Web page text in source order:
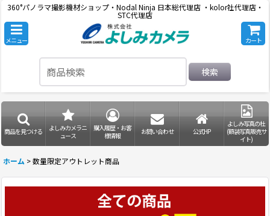
360°パノラマ撮影機材ショップ・Nodal Ninja 日本総代理店 ・kolor社代理店・
STC代理店
メニュー カート
検索
商品を見つける
よしみカメラニ
ュース
購入履歴・お客
様情報
お問い合わせ 公式HP
よしみ写真の杜
(額装写真販売サ
イト)
ホーム >数量限定アウトレット商品